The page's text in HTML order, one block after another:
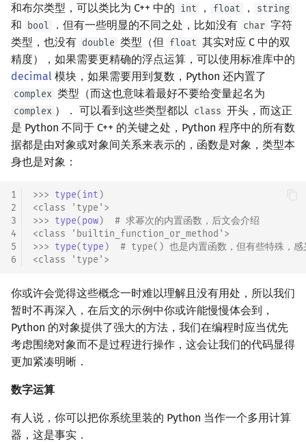
和布尔类型，可以类比为 C++ 中的 int ， float ， string
和 bool ．但有一些明显的不同之处，比如没有 char 字符
类型，也没有 double 类型（但 float 其实对应 C 中的双
精度），如果需要更精确的浮点运算，可以使用标准库中的
decimal 模块，如果需要用到复数，Python 还内置了
complex 类型（而这也意味着最好不要给变量起名为
complex ）． 可以看到这些类型都以 class 开头，而这正
是 Python 不同于 C++ 的关键之处，Python 程序中的所有数
据都是由对象或对象间关系来表示的，函数是对象，类型本
身也是对象：
1
2
3
4
5
6
>>> type(int)
<class 'type'>
>>> type(pow)
# 求幂次的内置函数，后文会介绍
<class 'builtin_function_or_method'>
>>> type(type)
# type() 也是内置函数，但有些特殊，感
<class 'type'>
你或许会觉得这些概念一时难以理解且没有用处，所以我们
暂时不再深入，在后文的示例中你或许能慢慢体会到，
Python 的对象提供了强大的方法，我们在编程时应当优先
考虑围绕对象而不是过程进行操作，这会让我们的代码显得
更加紧凑明晰．
数字运算
有人说，你可以把你系统里装的 Python 当作一个多用计算
器，这是事实．